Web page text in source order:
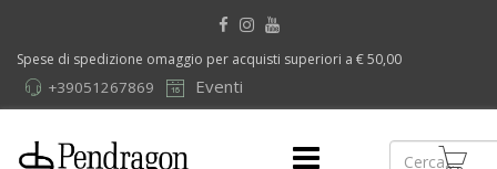
Spese di spedizione omaggio per acquisti superiori a € 50,00
Eventi
+39051267869